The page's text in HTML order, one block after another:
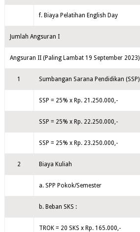
f. Biaya Pelatihan English Day
Jumlah Angsuran I
Angsuran II (Paling Lambat 19 September 2023)
1 Sumbangan Sarana Pendidikan (SSP)
SSP = 25% x Rp. 21.250.000,-
SSP = 25% x Rp. 22.250.000,-
SSP = 25% x Rp. 23.250.000,-
2 Biaya Kuliah
a. SPP Pokok/Semester
b. Beban SKS :
TROK = 20 SKS x Rp. 165.000,-